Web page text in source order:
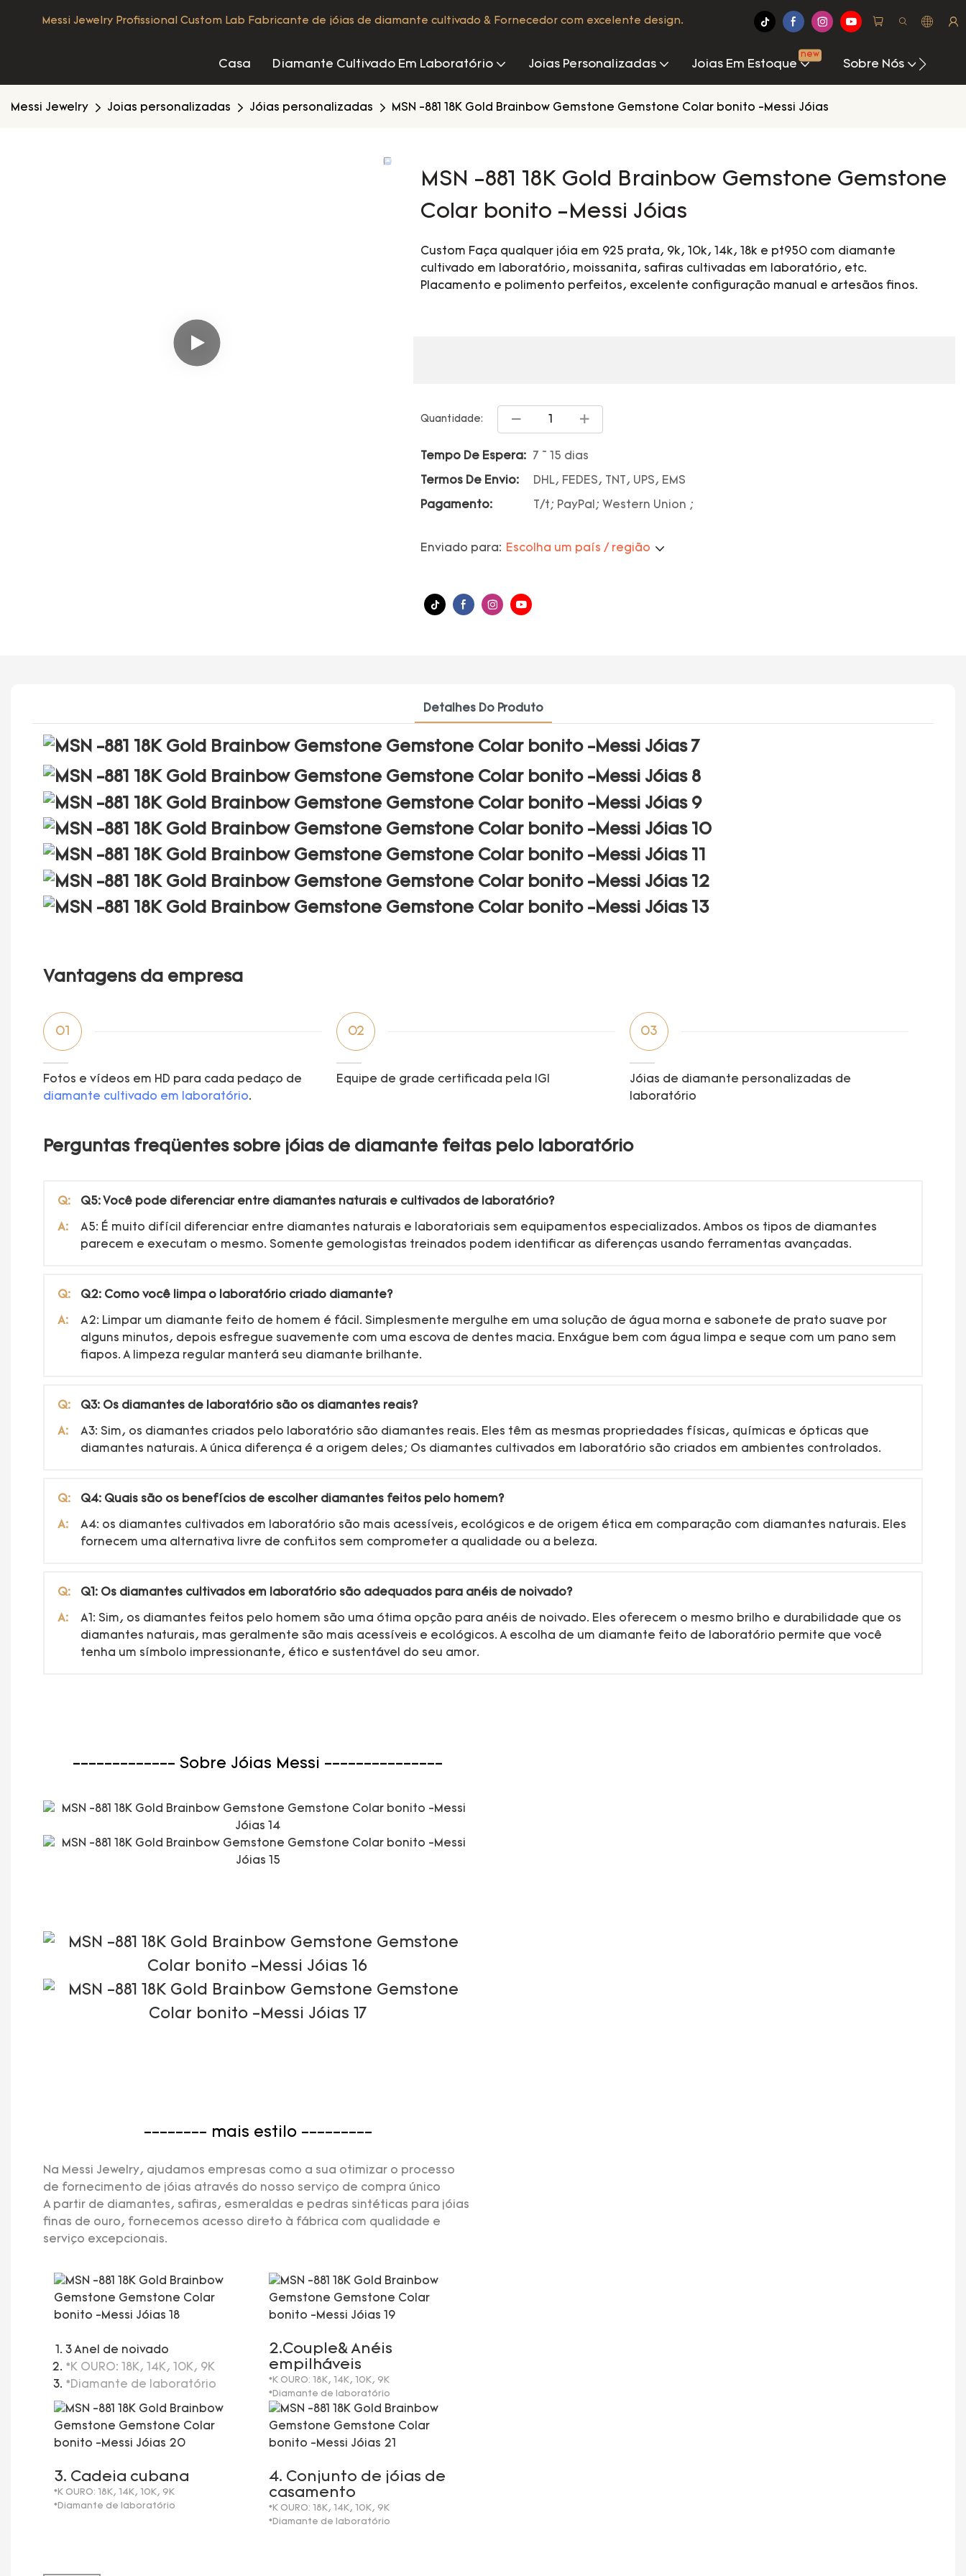
Messi Jewelry Profissional Custom Lab Fabricante de jóias de diamante cultivado & Fornecedor com excelente design.
Casa Diamante Cultivado Em Laboratório Joias Personalizadas Joias Em Estoque
new
Sobre Nós
Messi Jewelry Joias personalizadas Jóias personalizadas MSN -881 18K Gold Brainbow Gemstone Gemstone Colar bonito -Messi Jóias
MSN -881 18K Gold Brainbow Gemstone Gemstone
Colar bonito -Messi Jóias
Custom Faça qualquer jóia em 925 prata, 9k, 10k, 14k, 18k e pt950 com diamante
cultivado em laboratório, moissanita, safiras cultivadas em laboratório, etc.
Placamento e polimento perfeitos, excelente configuração manual e artesãos finos.
Quantidade:
Tempo De Espera: 7 ~ 15 dias
Termos De Envio: DHL, FEDES, TNT, UPS, EMS
Pagamento: T/t; PayPal; Western Union ;
Enviado para: Escolha um país / região
Detalhes Do Produto
Vantagens da empresa
01
Fotos e vídeos em HD para cada pedaço de
diamante cultivado em laboratório.
02
Equipe de grade certificada pela IGI
03
Jóias de diamante personalizadas de
laboratório
Perguntas freqüentes sobre jóias de diamante feitas pelo laboratório
Q: Q5: Você pode diferenciar entre diamantes naturais e cultivados de laboratório?
A:
A5: É muito difícil diferenciar entre diamantes naturais e laboratoriais sem equipamentos especializados. Ambos os tipos de diamantes
parecem e executam o mesmo. Somente gemologistas treinados podem identificar as diferenças usando ferramentas avançadas.
Q: Q2: Como você limpa o laboratório criado diamante?
A:
A2: Limpar um diamante feito de homem é fácil. Simplesmente mergulhe em uma solução de água morna e sabonete de prato suave por
alguns minutos, depois esfregue suavemente com uma escova de dentes macia. Enxágue bem com água limpa e seque com um pano sem
fiapos. A limpeza regular manterá seu diamante brilhante.
Q: Q3: Os diamantes de laboratório são os diamantes reais?
A:
A3: Sim, os diamantes criados pelo laboratório são diamantes reais. Eles têm as mesmas propriedades físicas, químicas e ópticas que
diamantes naturais. A única diferença é a origem deles; Os diamantes cultivados em laboratório são criados em ambientes controlados.
Q: Q4: Quais são os benefícios de escolher diamantes feitos pelo homem?
A:
A4: os diamantes cultivados em laboratório são mais acessíveis, ecológicos e de origem ética em comparação com diamantes naturais. Eles
fornecem uma alternativa livre de conflitos sem comprometer a qualidade ou a beleza.
Q: Q1: Os diamantes cultivados em laboratório são adequados para anéis de noivado?
A:
A1: Sim, os diamantes feitos pelo homem são uma ótima opção para anéis de noivado. Eles oferecem o mesmo brilho e durabilidade que os
diamantes naturais, mas geralmente são mais acessíveis e ecológicos. A escolha de um diamante feito de laboratório permite que você
tenha um símbolo impressionante, ético e sustentável do seu amor.
------------- Sobre Jóias Messi ---------------
-------- mais estilo ---------
Na Messi Jewelry, ajudamos empresas como a sua otimizar o processo
de fornecimento de jóias através do nosso serviço de compra único
A partir de diamantes, safiras, esmeraldas e pedras sintéticas para jóias
finas de ouro, fornecemos acesso direto à fábrica com qualidade e
serviço excepcionais.
3 Anel de noivado
*K OURO: 18K, 14K, 10K, 9K
*Diamante de laboratório
2.Couple& Anéis
empilháveis
*K OURO: 18K, 14K, 10K, 9K
*Diamante de laboratório
3. Cadeia cubana
*K OURO: 18K, 14K, 10K, 9K
*Diamante de laboratório
4. Conjunto de jóias de
casamento
*K OURO: 18K, 14K, 10K, 9K
*Diamante de laboratório